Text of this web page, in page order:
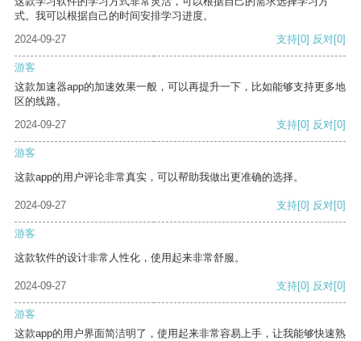
式。我可以根据自己的时间安排学习进度。
2024-09-27
支持[0] 反对[0]
游客
这款加速器app的加速效果一般，可以再提升一下，比如能够支持更多地
区的线路。
2024-09-27
支持[0] 反对[0]
游客
这款app的用户评论非常真实，可以帮助我做出更准确的选择。
2024-09-27 支持[0] 反对[0]
游客
这款软件的设计非常人性化，使用起来非常舒服。
2024-09-27 支持[0] 反对[0]
游客
这款app的用户界面简洁明了，使用起来非常容易上手，让我能够快速熟